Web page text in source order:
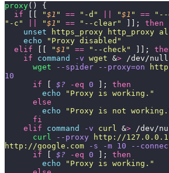
proxy() {
  if
[[ "$1 " == " -d " "$1 " == " --
" -c " "$1 " == " --clear" ]]; then
    unset
https_proxy http_proxy
    echo
" Proxy disabled "
  elif
[[ "$1 " == " --check " ]];
    if
command -v wget &> /dev/
      wget
--spider --proxy=on
10
      if
[ $? -eq 0 ]; then
        echo
" Proxy is working. "
      else
        echo
" Proxy is not working.
      fi
    elif
command -v curl &> /dev/
      curl
--proxy http://
http://google.com -s -m 10 --
      if
[ $? -eq 0 ]; then
        echo
" Proxy is working. "